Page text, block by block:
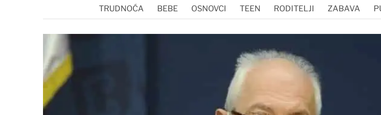
TRUDNOĆA BEBE OSNOVCI TEEN RODITELJI ZABAVA